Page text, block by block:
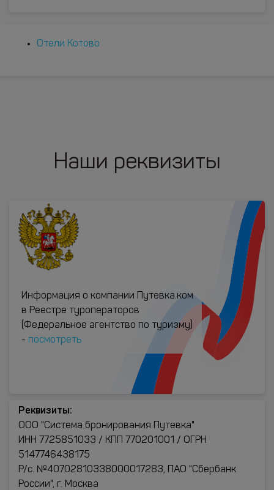
Отели Котово
Наши реквизиты
Информация о компании Путевка.ком
в Реестре туроператоров
(Федеральное агентство по туризму)
- посмотреть
Реквизиты:
ООО "Система бронирования Путевка"
ИНН 7725851033 / КПП 770201001 / ОГРН
5147746438175
Р/с. №40702810338000017283, ПАО "Сбербанк
России", г. Москва